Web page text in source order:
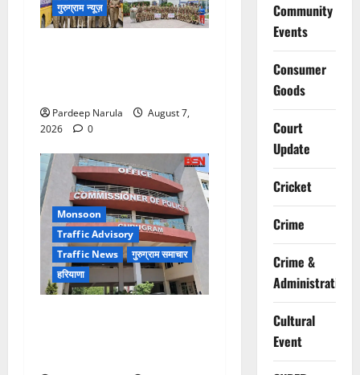
गुरुग्राम न्यूज़
Pardeep Narula
August 7,
2026
0
Monsoon
Traffic Advisory
Traffic News
गुरुग्राम समाचार
हरियाणा
Community
Events
Consumer
Goods
Court
Update
Cricket
Crime
Crime &
Administration
Cultural
Event